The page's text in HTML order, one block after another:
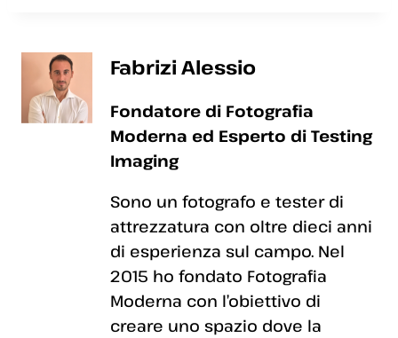
Fabrizi Alessio
Fondatore di Fotografia
Moderna ed Esperto di Testing
Imaging
Sono un fotografo e tester di
attrezzatura con oltre dieci anni
di esperienza sul campo. Nel
2015 ho fondato Fotografia
Moderna con l’obiettivo di
creare uno spazio dove la